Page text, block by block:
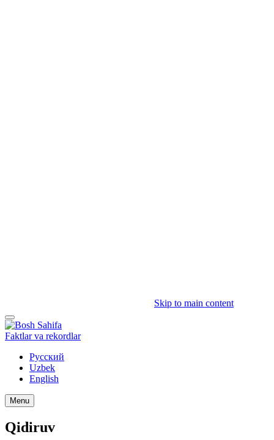
Skip to main content
Faktlar va rekordlar
Русский
Uzbek
English
Menu
Qidiruv